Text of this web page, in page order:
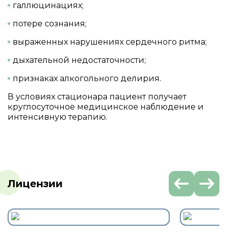
галлюцинациях;
потере сознания;
выраженных нарушениях сердечного ритма;
дыхательной недостаточности;
признаках алкогольного делирия.
В условиях стационара пациент получает
круглосуточное медицинское наблюдение и
интенсивную терапию.
Лицензии